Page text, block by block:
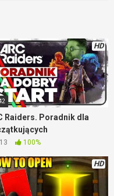
HD
Raiders. Poradnik dla
100%
HD